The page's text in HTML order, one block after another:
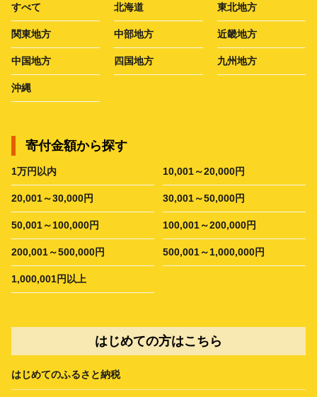
すべて 北海道 東北地方
関東地方 中部地方 近畿地方
中国地方 四国地方 九州地方
沖縄
寄付金額から探す
1万円以内 10,001～20,000円
20,001～30,000円 30,001～50,000円
50,001～100,000円 100,001～200,000円
200,001～500,000円 500,001～1,000,000円
1,000,001円以上
はじめての方はこちら
はじめてのふるさと納税